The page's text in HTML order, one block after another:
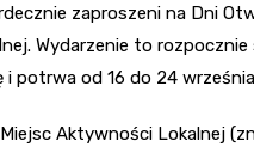
zaproszeni na Dni
Wydarzenie to rozpocznie
potrwa od 16 do 24
Aktywności Lokalnej